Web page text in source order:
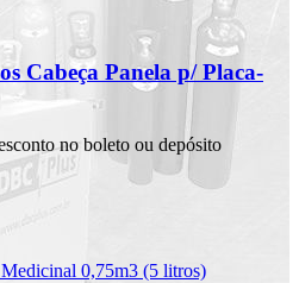
Cabeça Panela p/ Placa-
no boleto ou depósito
0,75m3 (5 litros)